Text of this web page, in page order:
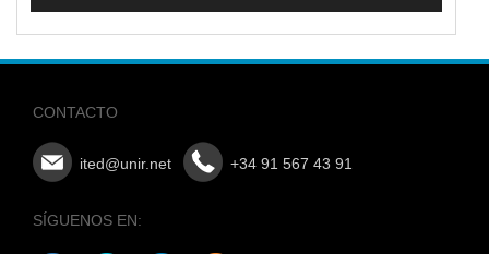
CONTACTO
ited@unir.net +34 91 567 43 91
SÍGUENOS EN: